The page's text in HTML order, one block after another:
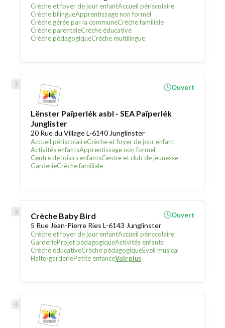
Crèche et foyer de jour enfantAccueil périscolaire
Crèche bilingueApprentissage non formel
Crèche gérée par la communeCrèche familiale
Crèche parentaleCrèche éducative
Crèche pédagogiqueCrèche multilingue
Lënster Païperlék asbl - SEA Païperlék
Junglister
20 Rue du Village L-6140 Junglinster
Accueil périscolaireCrèche et foyer de jour enfant
Activités enfantsApprentissage non formel
Centre de loisirs enfantsCentre et club de jeunesse
GarderieCrèche familiale
Ouvert
Crèche Baby Bird
5 Rue Jean-Pierre Ries L-6143 Junglinster
Crèche et foyer de jour enfantAccueil périscolaire
GarderieProjet pédagogiqueActivités enfants
Crèche éducativeCrèche pédagogiqueÉveil musical
Halte-garderiePetite enfanceVoir plus
Ouvert